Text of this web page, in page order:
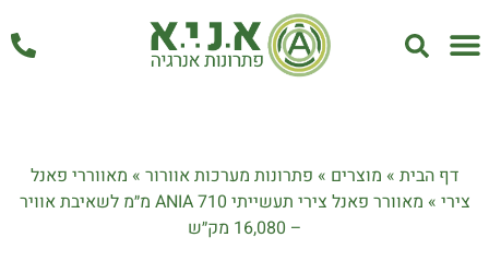
דף הבית » מוצרים » פתרונות מערכות אוורור » מאווררי פאנל
צירי »
מאוורר פאנל צירי תעשייתי ANIA 710 מ״מ לשאיבת אוויר
– 16,080 מק״ש